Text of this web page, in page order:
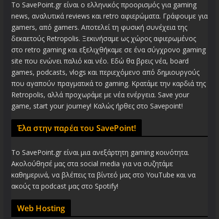
Το SavePoint.gr είναι ο ελληνικός προορισμός για gaming
news, αναλυτικά reviews και retro αφιερώματα. Γράφουμε για
gamers, από gamers. Αποτελεί τη φυσική συνέχεια της
δεκαετούς Retropolis. Ξεκινήσαμε ως χώρος αφιερωμένος
στο retro gaming και εξελιχθήκαμε σε ένα σύγχρονο gaming
site που ενώνει παλιό και νέο. Εδώ θα βρεις νέα, board
games, podcasts, vlogs και περιεχόμενο από δημιουργούς
που αγαπούν πραγματικά το gaming. Κρατάμε την καρδιά της
Retropolis, αλλά προχωράμε με νέα ενέργεια. Save your
game, start your journey! Καλώς ήρθες στο Savepoint!
Έλα στην παρέα του SavePoint!
Το SavePoint.gr είναι μια ανεξάρτητη gaming κοινότητα.
Ακολούθησέ μας στα social media για να συζητάμε
καθημερινά, να βλέπεις τα βίντεό μας στο YouTube και να
ακούς τα podcast μας στο Spotify!
Web Hosting